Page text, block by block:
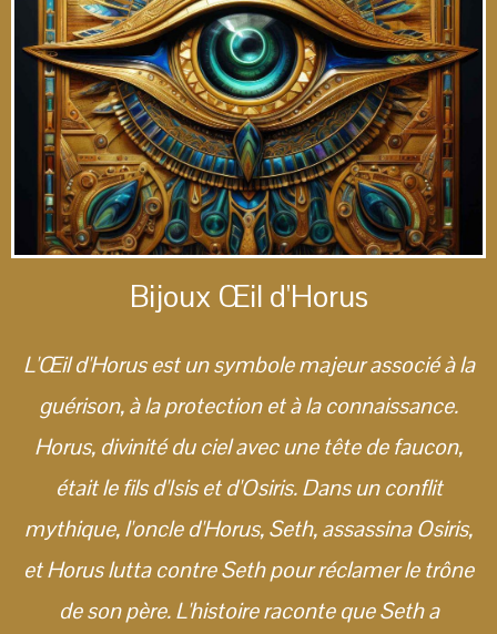
Bijoux Œil d'Horus
L'Œil d'Horus est un symbole majeur associé à la
guérison, à la protection et à la connaissance.
Horus, divinité du ciel avec une tête de faucon,
était le fils d'Isis et d'Osiris. Dans un conflit
mythique, l'oncle d'Horus, Seth, assassina Osiris,
et Horus lutta contre Seth pour réclamer le trône
de son père. L'histoire raconte que Seth a